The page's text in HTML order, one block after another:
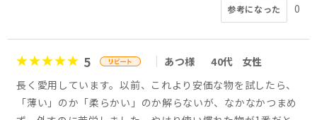
参考になった 0
5 あつ様 40代
女性
長く愛用しています。以前、これより安価な物を試したら、
「薄い」のか「柔らかい」のか解らないが、なかなかつまめ